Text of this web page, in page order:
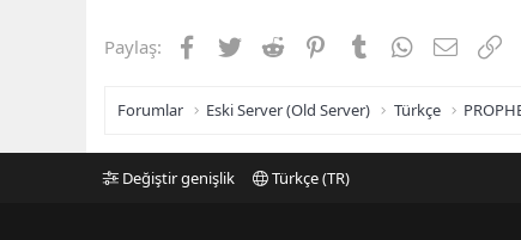
Paylaş: Facebook
TwitterReddit PinterestTumblrWhatsApp
E-posta
Forumlar Eski Server (Old Server) Türkçe
Değiştir genişlik Türkçe (TR)